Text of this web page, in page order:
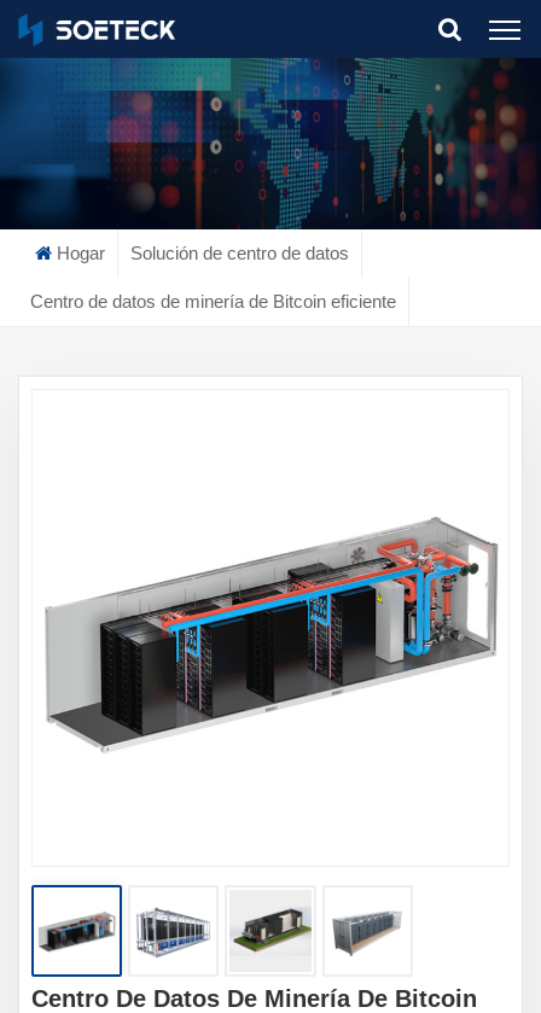
What Are You Looking For?
Hogar Solución de centro de datos
Centro de datos de minería de Bitcoin eficiente
Centro De Datos De Minería De Bitcoin